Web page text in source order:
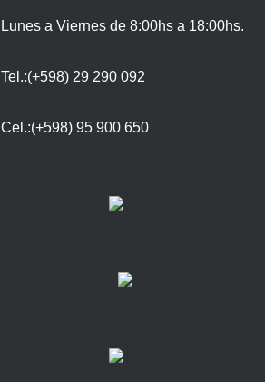
Lunes a Viernes de 8:00hs a 18:00hs.
Tel.:(+598) 29 290 092
Cel.:(+598) 95 900 650